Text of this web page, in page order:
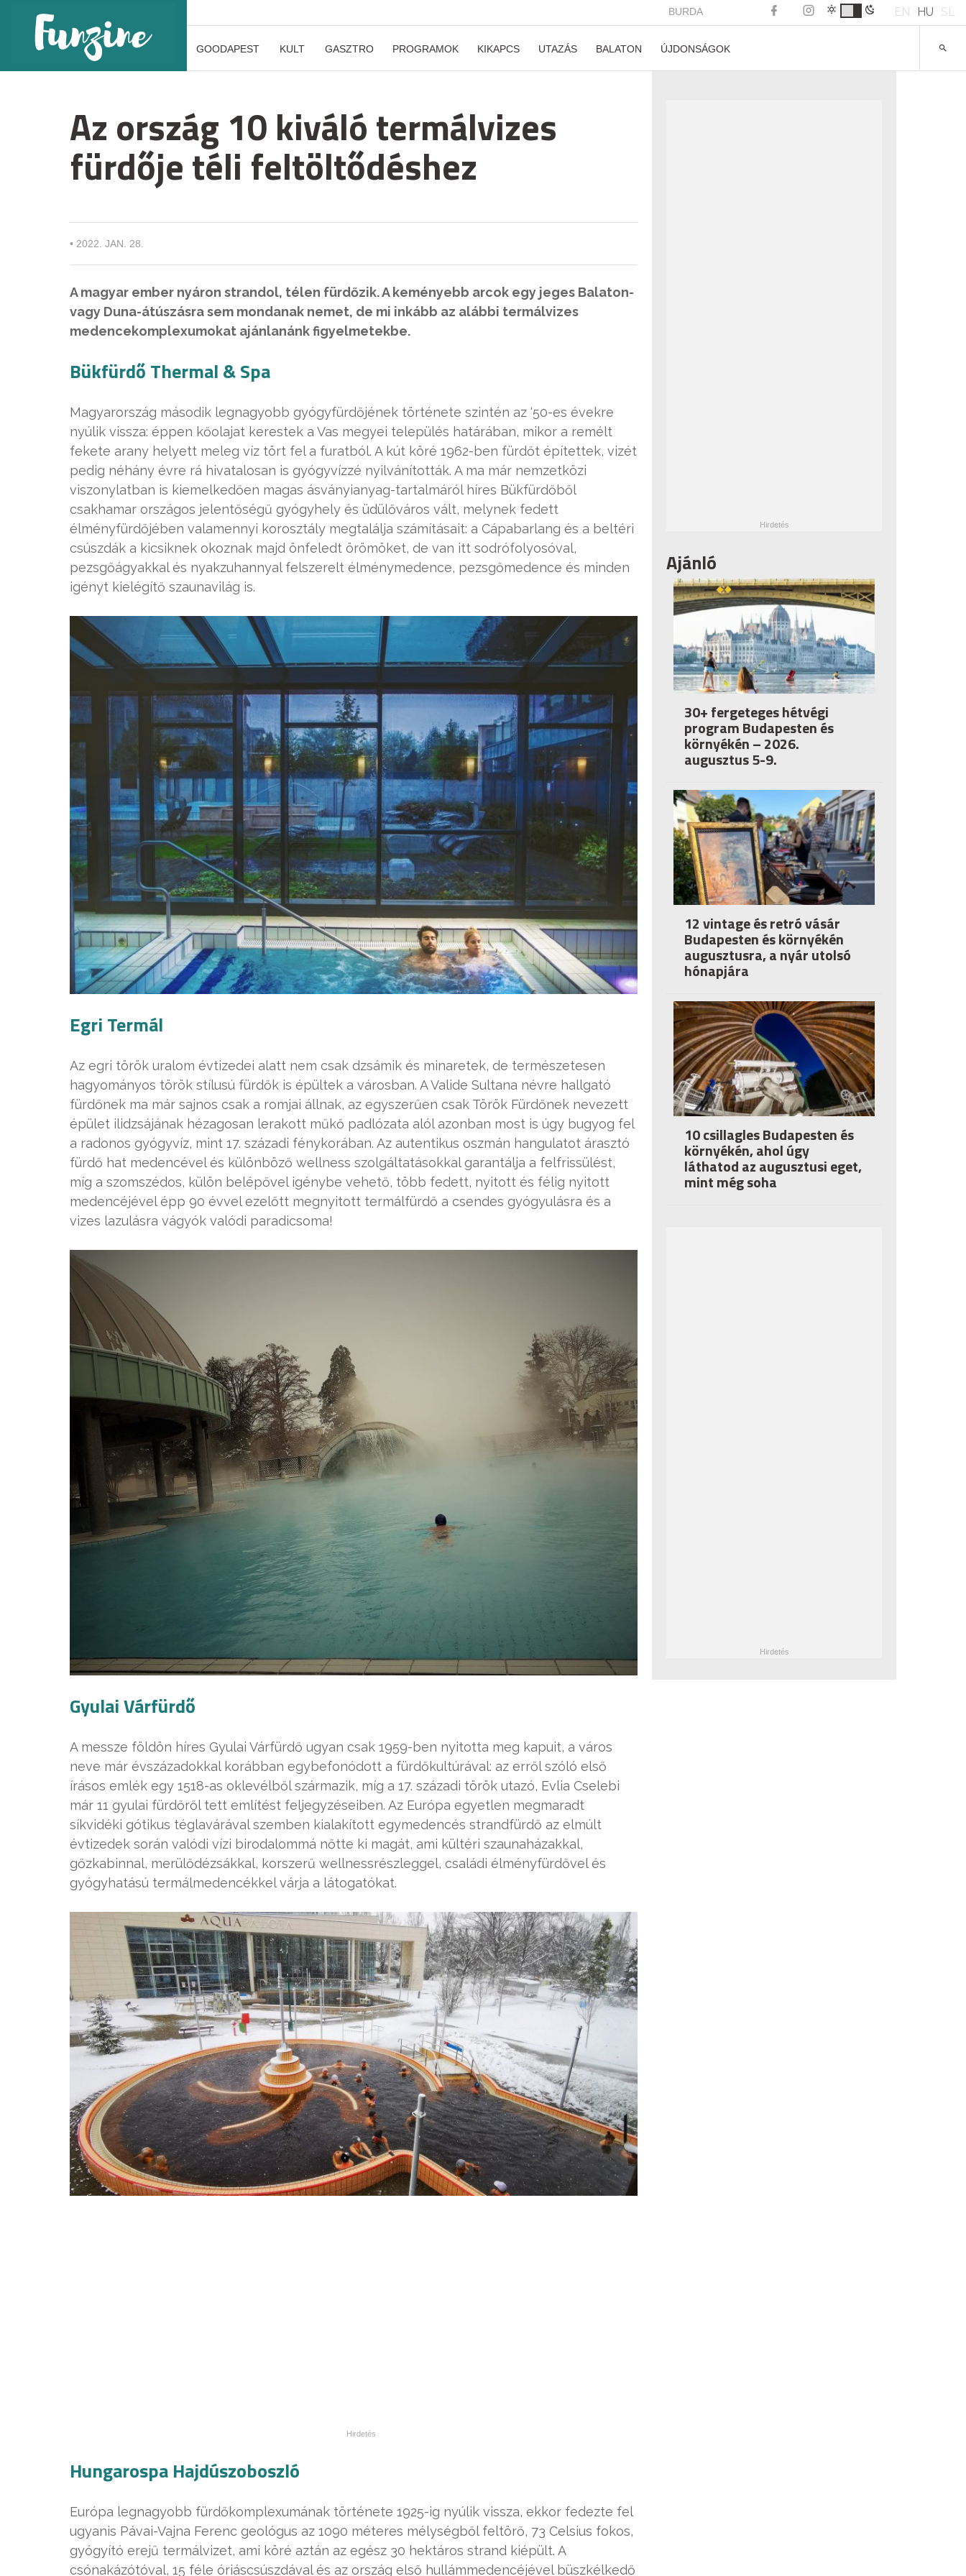
BURDA EN HU SL
GOODAPEST KULT GASZTRO PROGRAMOK KIKAPCS UTAZÁS BALATON ÚJDONSÁGOK
Az ország 10 kiváló termálvizes
fürdője téli feltöltődéshez
• 2022. JAN. 28.
A magyar ember nyáron strandol, télen fürdőzik. A keményebb arcok egy jeges Balaton-
vagy Duna-átúszásra sem mondanak nemet, de mi inkább az alábbi termálvizes
medencekomplexumokat ajánlanánk figyelmetekbe.
Bükfürdő Thermal & Spa
Magyarország második legnagyobb gyógyfürdőjének története szintén az ‘50-es évekre
nyúlik vissza: éppen kőolajat kerestek a Vas megyei település határában, mikor a remélt
fekete arany helyett meleg víz tört fel a furatból. A kút köré 1962-ben fürdőt építettek, vizét
pedig néhány évre rá hivatalosan is gyógyvízzé nyilvánították. A ma már nemzetközi
viszonylatban is kiemelkedően magas ásványianyag-tartalmáról híres Bükfürdőből
csakhamar országos jelentőségű gyógyhely és üdülőváros vált, melynek fedett
élményfürdőjében valamennyi korosztály megtalálja számításait: a Cápabarlang és a beltéri
csúszdák a kicsiknek okoznak majd önfeledt örömöket, de van itt sodrófolyosóval,
pezsgőágyakkal és nyakzuhannyal felszerelt élménymedence, pezsgőmedence és minden
igényt kielégítő szaunavilág is.
Egri Termál
Az egri török uralom évtizedei alatt nem csak dzsámik és minaretek, de természetesen
hagyományos török stílusú fürdők is épültek a városban. A Valide Sultana névre hallgató
fürdőnek ma már sajnos csak a romjai állnak, az egyszerűen csak Török Fürdőnek nevezett
épület ilidzsájának hézagosan lerakott műkő padlózata alól azonban most is úgy bugyog fel
a radonos gyógyvíz, mint 17. századi fénykorában. Az autentikus oszmán hangulatot árasztó
fürdő hat medencével és különböző wellness szolgáltatásokkal garantálja a felfrissülést,
míg a szomszédos, külön belépővel igénybe vehető, több fedett, nyitott és félig nyitott
medencéjével épp 90 évvel ezelőtt megnyitott termálfürdő a csendes gyógyulásra és a
vizes lazulásra vágyók valódi paradicsoma!
Gyulai Várfürdő
A messze földön híres Gyulai Várfürdő ugyan csak 1959-ben nyitotta meg kapuit, a város
neve már évszázadokkal korábban egybefonódott a fürdőkultúrával: az erről szóló első
írásos emlék egy 1518-as oklevélből származik, míg a 17. századi török utazó, Evlia Cselebi
már 11 gyulai fürdőről tett említést feljegyzéseiben. Az Európa egyetlen megmaradt
síkvidéki gótikus téglavárával szemben kialakított egymedencés strandfürdő az elmúlt
évtizedek során valódi vízi birodalommá nőtte ki magát, ami kültéri szaunaházakkal,
gőzkabinnal, merülődézsákkal, korszerű wellnessrészleggel, családi élményfürdővel és
gyógyhatású termálmedencékkel várja a látogatókat.
Hungarospa Hajdúszoboszló
Európa legnagyobb fürdőkomplexumának története 1925-ig nyúlik vissza, ekkor fedezte fel
ugyanis Pávai-Vajna Ferenc geológus az 1090 méteres mélységből feltörő, 73 Celsius fokos,
gyógyító erejű termálvizet, ami köré aztán az egész 30 hektáros strand kiépült. A
csónakázótóval, 15 féle óriáscsúszdával és az ország első hullámmedencéjével büszkélkedő
Ajánló
30+ fergeteges hétvégi
program Budapesten és
környékén – 2026.
augusztus 5-9.
12 vintage és retró vásár
Budapesten és környékén
augusztusra, a nyár utolsó
hónapjára
10 csillagles Budapesten és
környékén, ahol úgy
láthatod az augusztusi eget,
mint még soha